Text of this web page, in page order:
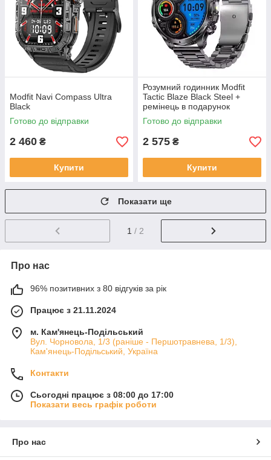
Modfit Navi Compass Ultra
Black
Готово до відправки
2 460 ₴
Купити
Розумний годинник Modfit
Tactic Blaze Black Steel +
ремінець в подарунок
Готово до відправки
2 575 ₴
Купити
Показати ще
1 / 2
Про нас
96% позитивних з 80 відгуків за рік
Працює з 21.11.2024
м. Кам'янець-Подільський
Вул. Чорновола, 1/3 (раніше - Першотравнева, 1/3),
Кам'янець-Подільський, Україна
Контакти
Сьогодні працює з 08:00 до 17:00
Показати весь графік роботи
Про нас